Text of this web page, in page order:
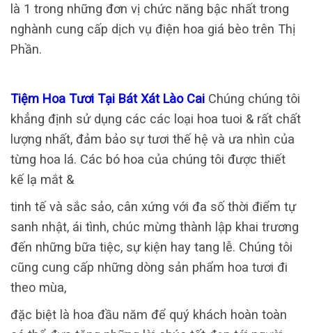
là 1 trong những đơn vị chức năng bậc nhất trong
nghành cung cấp dịch vụ điện hoa giá bèo trên Thị
Phần.
Tiệm Hoa Tươi Tại Bát Xát Lào Cai Chúng chúng tôi
khẳng định sử dụng các các loại hoa tuoi & rất chất
lượng nhất, đảm bảo sự tươi thế hệ và ưa nhìn của
từng hoa lá. Các bó hoa của chúng tôi được thiết
kế lạ mắt &
tinh tế và sắc sảo, cân xứng với đa số thời điểm tự
sanh nhật, ái tình, chúc mừng thành lập khai trương
đến những bữa tiệc, sự kiện hay tang lễ. Chúng tôi
cũng cung cấp những dòng sản phẩm hoa tươi đi
theo mùa,
đặc biệt là hoa đầu năm để quý khách hoàn toàn